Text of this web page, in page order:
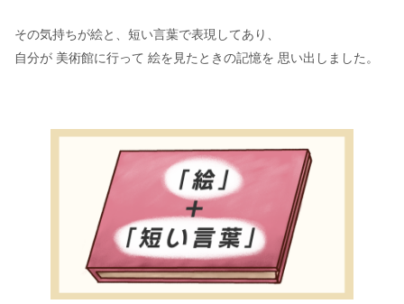
その気持ちが絵と、短い言葉で表現してあり、
自分が 美術館に行って 絵を見たときの記憶を 思い出しました。